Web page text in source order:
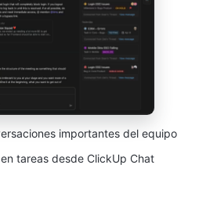
importantes del equipo
tareas desde ClickUp Chat